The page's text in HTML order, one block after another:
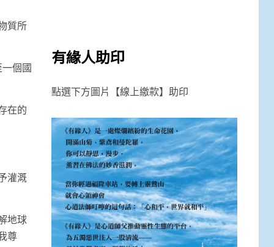
質所
個國
在的
灌溉
地球
尊
有緣人助印
點選下方圖片【線上繳款】助印